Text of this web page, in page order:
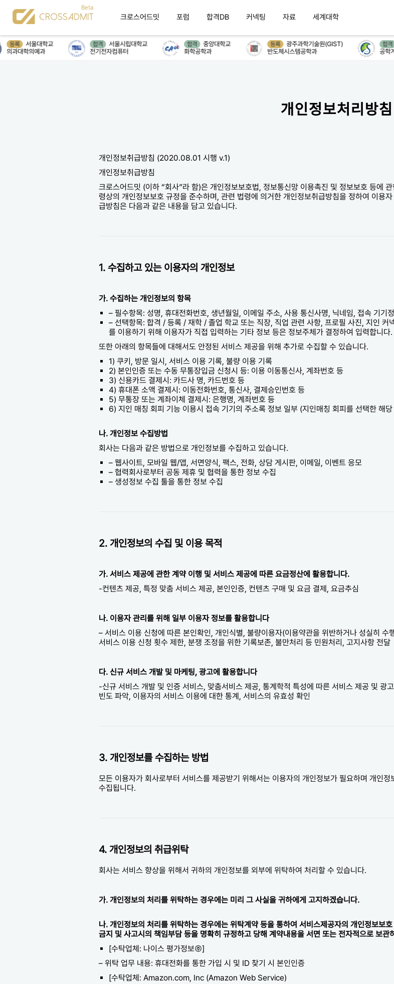
크로스어드밋 포럼 합격DB 커넥팅 자료 세계대학
서울대학교
대학의예과
합격
서울시립대학교
전기전자컴퓨터
합격
중앙대학교
화학공학과
등록
광주과학기술원(GIST)
반도체시스템공학과
합격
성
공학계열
개인정보처리방침
개인정보취급방침 (2020.08.01 시행 v.1)
개인정보취급방침
크로스어드밋 (이하 “회사”라 함)은 개인정보보호법, 정보통신망 이용촉진 및 정보보호 등에
령상의 개인정보보호 규정을 준수하며, 관련 법령에 의거한 개인정보취급방침을 정하여 이용
급방침은 다음과 같은 내용을 담고 있습니다.
1. 수집하고 있는 이용자의 개인정보
가. 수집하는 개인정보의 항목
– 필수항목: 성명, 휴대전화번호, 생년월일, 이메일 주소, 사용 통신사명, 닉네임, 접속 기
– 선택항목: 합격 / 등록 / 재학 / 졸업 학교 또는 직장, 직업 관련 사항, 프로필 사진, 지인
를 이용하기 위해 이용자가 직접 입력하는 기타 정보 등은 정보주체가 결정하여 입력합니다.
또한 아래의 항목들에 대해서도 안정된 서비스 제공을 위해 추가로 수집할 수 있습니다.
1) 쿠키, 방문 일시, 서비스 이용 기록, 불량 이용 기록
2) 본인인증 또는 수동 무통장입금 신청시 등: 이용 이동통신사, 계좌번호 등
3) 신용카드 결제시: 카드사 명, 카드번호 등
4) 휴대폰 소액 결제시: 이동전화번호, 통신사, 결제승인번호 등
5) 무통장 또는 계좌이체 결제시: 은행명, 계좌번호 등
6) 지인 매칭 회피 기능 이용시 접속 기기의 주소록 정보 일부 (지인매칭 회피를 선택한 해
나. 개인정보 수집방법
회사는 다음과 같은 방법으로 개인정보를 수집하고 있습니다.
– 웹사이트, 모바일 웹/앱, 서면양식, 팩스, 전화, 상담 게시판, 이메일, 이벤트 응모
– 협력회사로부터 공동 제휴 및 협력을 통한 정보 수집
– 생성정보 수집 툴을 통한 정보 수집
2. 개인정보의 수집 및 이용 목적
가. 서비스 제공에 관한 계약 이행 및 서비스 제공에 따른 요금정산에 활용합니다.
-컨텐츠 제공, 특정 맞춤 서비스 제공, 본인인증, 컨텐츠 구매 및 요금 결제, 요금추심
나. 이용자 관리를 위해 일부 이용자 정보를 활용합니다
– 서비스 이용 신청에 따른 본인확인, 개인식별, 불량이용자(이용약관을 위반하거나 성실히
서비스 이용 신청 횟수 제한, 분쟁 조정을 위한 기록보존, 불만처리 등 민원처리, 고지사항 전달
다. 신규 서비스 개발 및 마케팅, 광고에 활용합니다
-신규 서비스 개발 및 인증 서비스, 맞춤서비스 제공, 통계학적 특성에 따른 서비스 제공 및 광
빈도 파악, 이용자의 서비스 이용에 대한 통계, 서비스의 유효성 확인
3. 개인정보를 수집하는 방법
모든 이용자가 회사로부터 서비스를 제공받기 위해서는 이용자의 개인정보가 필요하며 개인
수집됩니다.
4. 개인정보의 취급위탁
회사는 서비스 향상을 위해서 귀하의 개인정보를 외부에 위탁하여 처리할 수 있습니다.
가. 개인정보의 처리를 위탁하는 경우에는 미리 그 사실을 귀하에게 고지하겠습니다.
나. 개인정보의 처리를 위탁하는 경우에는 위탁계약 등을 통하여 서비스제공자의 개인정보보
금지 및 사고시의 책임부담 등을 명확히 규정하고 당해 계약내용을 서면 또는 전자적으로 보관
[수탁업체: 나이스 평가정보㈜]
– 위탁 업무 내용: 휴대전화를 통한 가입 시 및 ID 찾기 시 본인인증
[수탁업체: Amazon.com, Inc (Amazon Web Service)